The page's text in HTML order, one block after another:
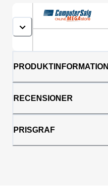
PRODUKTINFORMATION
RECENSIONER
PRISGRAF